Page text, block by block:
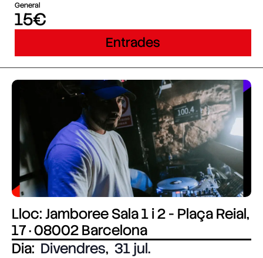
General
15€
Entrades
Lloc: Jamboree Sala 1 i 2 - Plaça Reial,
17 · 08002 Barcelona
Dia: Divendres, 31 jul.